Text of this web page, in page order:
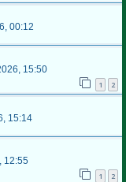
00:12
15:50
1 2
15:14
12:55
1 2